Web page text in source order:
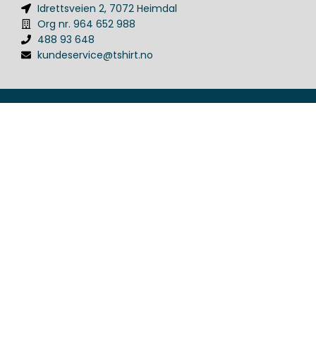
Idrettsveien 2, 7072 Heimdal
Org nr. 964 652 988
488 93 648
kundeservice@tshirt.no